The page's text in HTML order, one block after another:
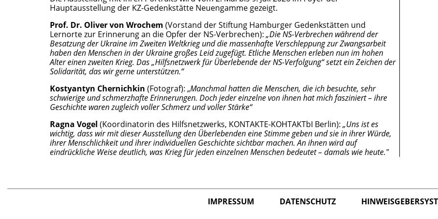
Hauptausstellung der KZ-Gedenkstätte Neuengamme gezeigt.
Prof. Dr. Oliver von Wrochem (Vorstand der Stiftung Hamburger Gedenkstätten und
Lernorte zur Erinnerung an die Opfer der NS-Verbrechen): „Die NS-Verbrechen während der
Besatzung der Ukraine im Zweiten Weltkrieg und die massenhafte Verschleppung zur Zwangsarbeit
haben den Menschen in der Ukraine großes Leid zugefügt. Etliche Menschen erleben nun im hohen
Alter einen zweiten Krieg. Das „Hilfsnetzwerk für Überlebende der NS-Verfolgung“ setzt ein Zeichen der
Solidarität, das wir gerne unterstützen.“
Kostyantyn Chernichkin (Fotograf): „Manchmal hatten die Menschen, die ich besuchte, sehr
schwierige und schmerzhafte Erinnerungen. Doch jeder einzelne von ihnen hat mich fasziniert – ihre
Geschichte waren zugleich voller Schmerz und voller Stärke“
Ragna Vogel (Koordinatorin des Hilfsnetzwerks, KONTAKTE-KOНTAKTbI Berlin): „Uns ist es
wichtig, dass wir mit dieser Ausstellung den Überlebenden eine Stimme geben und sie in ihrer Würde,
ihrer Menschlichkeit und ihrer individuellen Geschichte sichtbar machen. An ihnen wird auf
eindrückliche Weise deutlich, was Krieg für jeden einzelnen Menschen bedeutet – damals wie heute."
IMPRESSUM DATENSCHUTZ